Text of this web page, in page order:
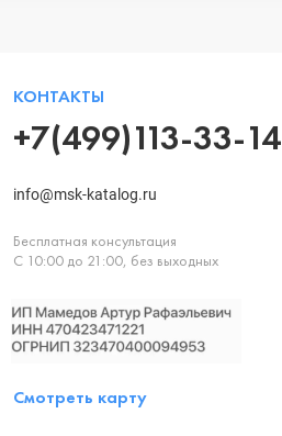
КОНТАКТЫ
+7(499)113-33-14
info@msk-katalog.ru
Бесплатная консультация
С 10:00 до 21:00, без выходных
Смотреть карту